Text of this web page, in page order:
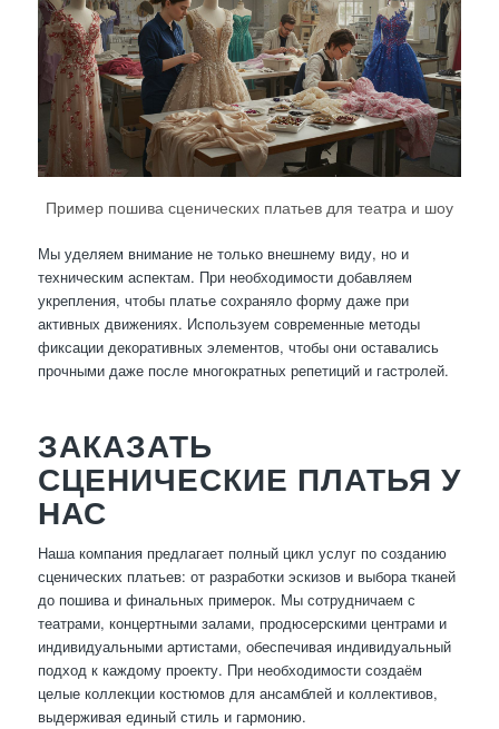
Пример пошива сценических платьев для театра и шоу
Мы уделяем внимание не только внешнему виду, но и
техническим аспектам. При необходимости добавляем
укрепления, чтобы платье сохраняло форму даже при
активных движениях. Используем современные методы
фиксации декоративных элементов, чтобы они оставались
прочными даже после многократных репетиций и гастролей.
ЗАКАЗАТЬ
СЦЕНИЧЕСКИЕ ПЛАТЬЯ У
НАС
Наша компания предлагает полный цикл услуг по созданию
сценических платьев: от разработки эскизов и выбора тканей
до пошива и финальных примерок. Мы сотрудничаем с
театрами, концертными залами, продюсерскими центрами и
индивидуальными артистами, обеспечивая индивидуальный
подход к каждому проекту. При необходимости создаём
целые коллекции костюмов для ансамблей и коллективов,
выдерживая единый стиль и гармонию.